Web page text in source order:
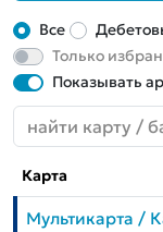
Все
Только
Показывать
Карта
Мультикарта /